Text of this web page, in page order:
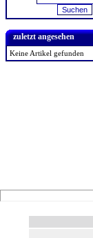
zuletzt angesehen
Keine Artikel gefunden